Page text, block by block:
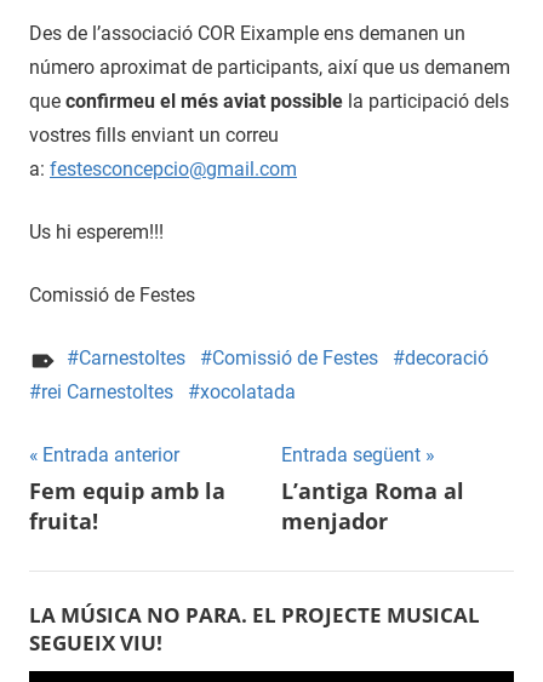
Des de l’associació COR Eixample ens demanen un
número aproximat de participants, així que us demanem
que confirmeu el més aviat possible la participació dels
vostres fills enviant un correu
a: festesconcepcio@gmail.com
Us hi esperem!!!
Comissió de Festes
Carnestoltes Comissió de Festes
decoració
rei Carnestoltes
xocolatada
Navegació
d'entrades
Entrada anterior
Fem equip amb la
fruita!
Entrada següent
L’antiga Roma al
menjador
LA MÚSICA NO PARA. EL PROJECTE MUSICAL
SEGUEIX VIU!